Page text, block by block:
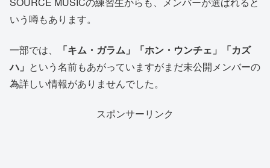
いう噂もあります。
一部では、
「キム・ガラム」「ホン・ウンチェ」「カズ
ハ」 という名前もあがっていますがまだ未公開メンバーの
為詳しい情報がありませんでした。
スポンサーリンク